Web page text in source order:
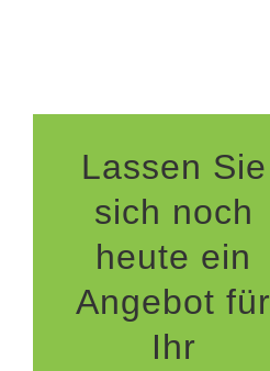
Lassen Sie
sich noch
heute ein
Angebot für
Ihr